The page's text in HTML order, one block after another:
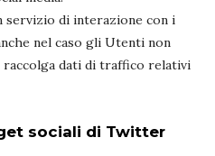
servizio di interazione con i
nel caso gli Utenti non
dati di traffico relativi
sociali di Twitter